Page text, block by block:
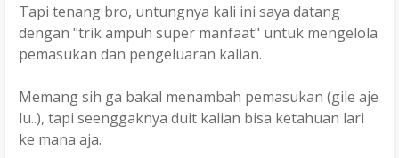
Tapi tenang bro, untungnya kali ini saya datang
dengan "trik ampuh super manfaat" untuk mengelola
pemasukan dan pengeluaran kalian.
Memang sih ga bakal menambah pemasukan (gile aje
lu..), tapi seenggaknya duit kalian bisa ketahuan lari
ke mana aja.